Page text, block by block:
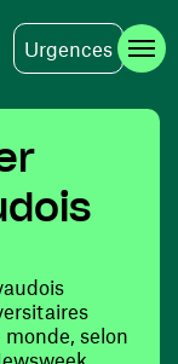
Urgences
selon